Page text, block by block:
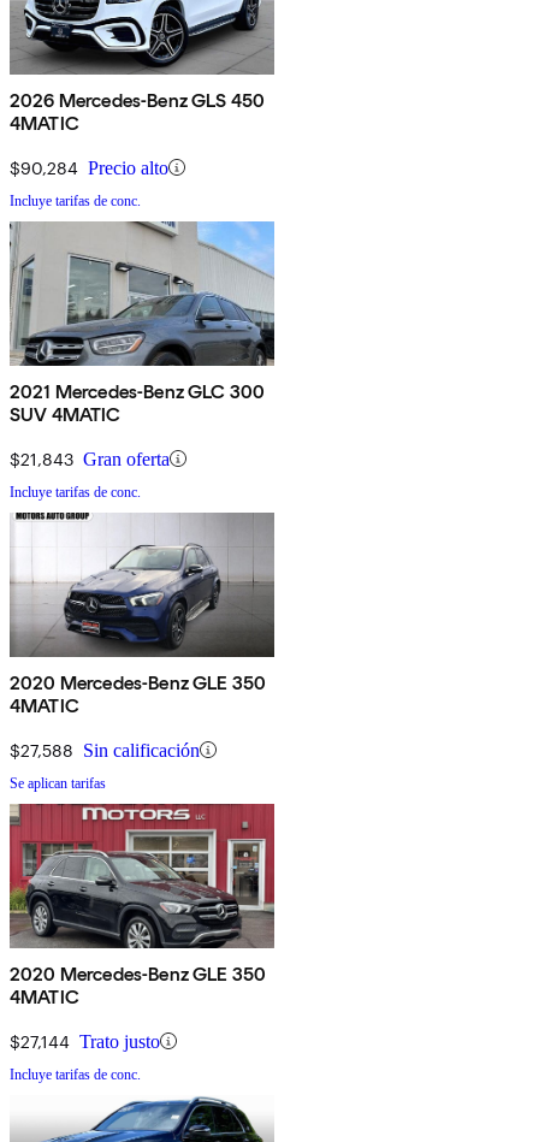
2026 Mercedes-Benz GLS 450
4MATIC
$90,284 Precio alto
Incluye tarifas de conc.
2021 Mercedes-Benz GLC 300
SUV 4MATIC
$21,843 Gran oferta
Incluye tarifas de conc.
2020 Mercedes-Benz GLE 350
4MATIC
$27,588 Sin calificación
Se aplican tarifas
2020 Mercedes-Benz GLE 350
4MATIC
$27,144 Trato justo
Incluye tarifas de conc.